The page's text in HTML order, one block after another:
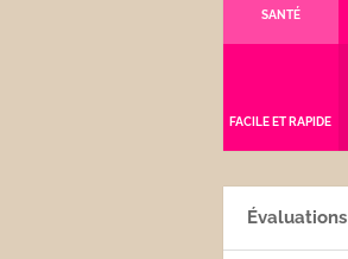
SANTÉ
FACILE ET RAPIDE
Évaluations